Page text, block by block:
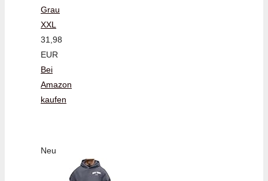
Grau
XXL
31,98
EUR
Bei
Amazon
kaufen
Neu